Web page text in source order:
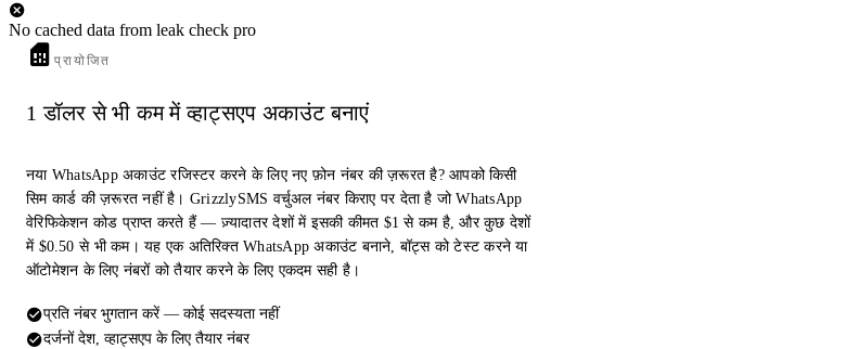
No cached data from leak check pro
प्रायोजित
1 डॉलर से भी कम में व्हाट्सएप अकाउंट बनाएं
नया WhatsApp अकाउंट रजिस्टर करने के लिए नए फ़ोन नंबर की ज़रूरत है? आपको किसी
सिम कार्ड की ज़रूरत नहीं है। GrizzlySMS वर्चुअल नंबर किराए पर देता है जो WhatsApp
वेरिफिकेशन कोड प्राप्त करते हैं — ज़्यादातर देशों में इसकी कीमत $1 से कम है, और कुछ देशों
में $0.50 से भी कम। यह एक अतिरिक्त WhatsApp अकाउंट बनाने, बॉट्स को टेस्ट करने या
ऑटोमेशन के लिए नंबरों को तैयार करने के लिए एकदम सही है।
प्रति नंबर भुगतान करें — कोई सदस्यता नहीं
दर्जनों देश, व्हाट्सएप के लिए तैयार नंबर